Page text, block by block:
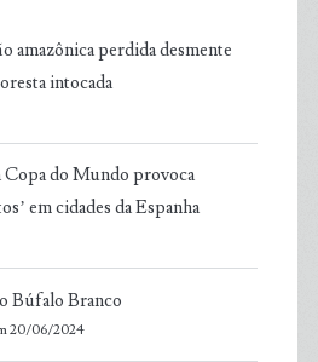
amazônica perdida desmente
intocada
Copa do Mundo provoca
em cidades da Espanha
Búfalo Branco
20/06/2024